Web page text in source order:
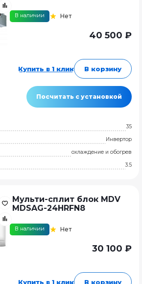
В наличии Нет
40 500 ₽
Купить в 1 клик В корзину
Посчитать с установкой
35
Инвертор
охлаждение и обогрев
3.5
Мульти-сплит блок MDV
MDSAG-24HRFN8
В наличии Нет
30 100 ₽
Купить в 1 клик В корзину